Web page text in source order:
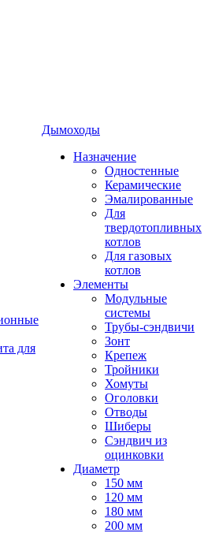
для
Дымоходы
Назначение
Одностенные
Керамические
Эмалированные
Для
твердотопливных
котлов
Для газовых
котлов
Элементы
Модульные
системы
Трубы-сэндвичи
Зонт
Крепеж
Тройники
Хомуты
Оголовки
Отводы
Шиберы
Сэндвич из
оцинковки
Диаметр
150 мм
120 мм
180 мм
200 мм